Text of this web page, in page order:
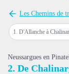
Les Chemins de
1 D'Allanche à Chalinargues par le Bois de la Pinatelle (étape 1 de
Neussargues en
2. De